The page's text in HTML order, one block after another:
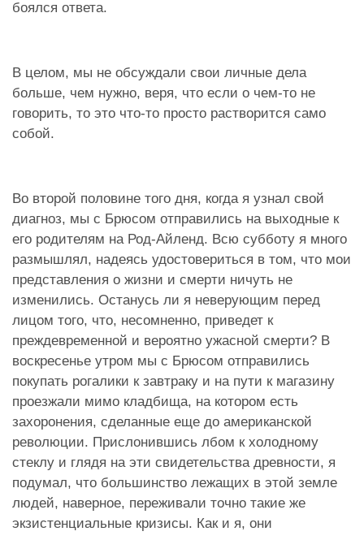
боялся ответа.
В целом, мы не обсуждали свои личные дела
больше, чем нужно, веря, что если о чем-то не
говорить, то это что-то просто растворится само
собой.
Во второй половине того дня, когда я узнал свой
диагноз, мы с Брюсом отправились на выходные к
его родителям на Род-Айленд. Всю субботу я много
размышлял, надеясь удостовериться в том, что мои
представления о жизни и смерти ничуть не
изменились. Останусь ли я неверующим перед
лицом того, что, несомненно, приведет к
преждевременной и вероятно ужасной смерти? В
воскресенье утром мы с Брюсом отправились
покупать рогалики к завтраку и на пути к магазину
проезжали мимо кладбища, на котором есть
захоронения, сделанные еще до американской
революции. Прислонившись лбом к холодному
стеклу и глядя на эти свидетельства древности, я
подумал, что большинство лежащих в этой земле
людей, наверное, переживали точно такие же
экзистенциальные кризисы. Как и я, они